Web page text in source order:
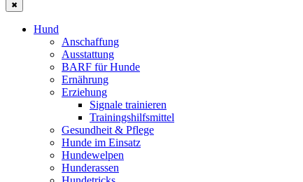
✖
Hund
Anschaffung
Ausstattung
BARF für Hunde
Ernährung
Erziehung
Signale trainieren
Trainingshilfsmittel
Gesundheit & Pflege
Hunde im Einsatz
Hundewelpen
Hunderassen